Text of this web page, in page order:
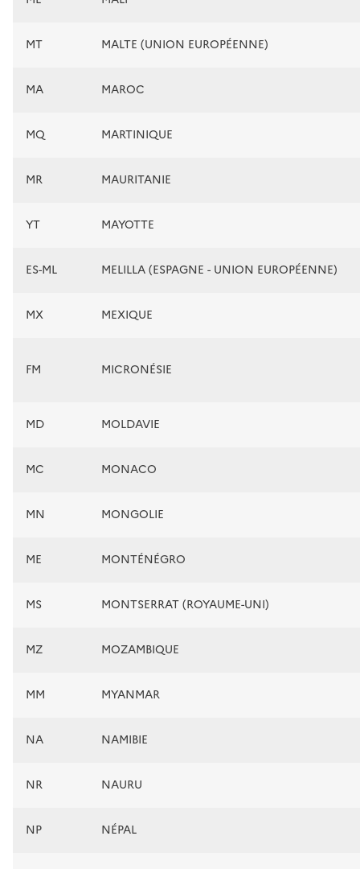
MT MALTE (UNION EUROPÉENNE)
MA MAROC
MQ MARTINIQUE
MR MAURITANIE
YT MAYOTTE
ES-ML MELILLA (ESPAGNE - UNION EUROPÉENNE)
MX MEXIQUE
FM MICRONÉSIE
MD MOLDAVIE
MC MONACO
MN MONGOLIE
ME MONTÉNÉGRO
MS MONTSERRAT (ROYAUME-UNI)
MZ MOZAMBIQUE
MM MYANMAR
NA NAMIBIE
NR NAURU
NP NÉPAL